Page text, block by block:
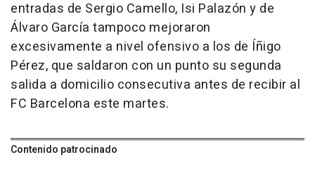
entradas de Sergio Camello, Isi Palazón y de
Álvaro García tampoco mejoraron
excesivamente a nivel ofensivo a los de Íñigo
Pérez, que saldaron con un punto su segunda
salida a domicilio consecutiva antes de recibir al
FC Barcelona este martes.
Contenido patrocinado